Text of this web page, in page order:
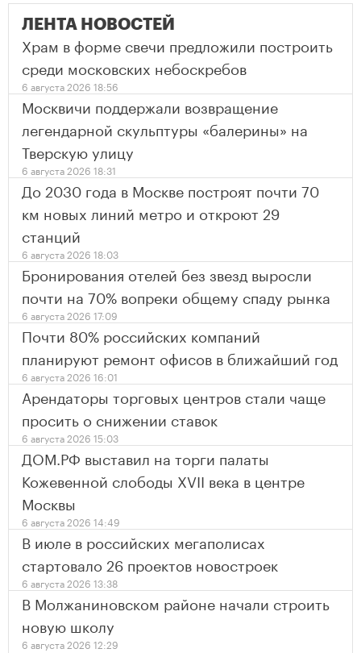
ЛЕНТА НОВОСТЕЙ
Храм в форме свечи предложили построить
среди московских небоскребов
6 августа 2026 18:56
Москвичи поддержали возвращение
легендарной скульптуры «балерины» на
Тверскую улицу
6 августа 2026 18:31
До 2030 года в Москве построят почти 70
км новых линий метро и откроют 29
станций
6 августа 2026 18:03
Бронирования отелей без звезд выросли
почти на 70% вопреки общему спаду рынка
6 августа 2026 17:09
Почти 80% российских компаний
планируют ремонт офисов в ближайший год
6 августа 2026 16:01
Арендаторы торговых центров стали чаще
просить о снижении ставок
6 августа 2026 15:03
ДОМ.РФ выставил на торги палаты
Кожевенной слободы XVII века в центре
Москвы
6 августа 2026 14:49
В июле в российских мегаполисах
стартовало 26 проектов новостроек
6 августа 2026 13:38
В Молжаниновском районе начали строить
новую школу
6 августа 2026 12:29